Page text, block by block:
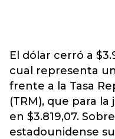
El dólar cerró a
cual representa
frente a la Tasa
(TRM), que para
en $3.819,07.
estadounidense